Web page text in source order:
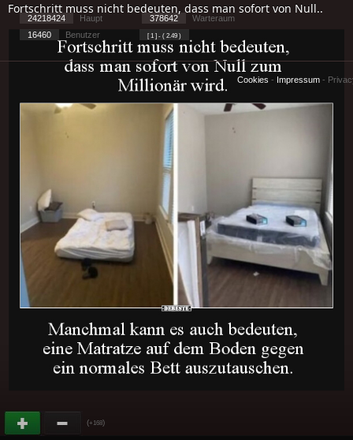
Fortschritt muss nicht bedeuten, dass man sofort von Null..
(+168)
24218424 Haupt 378642
Warteraum
16460
Benutzer [ 1 ] - ( 2.49 )
Cookies - Impressum -